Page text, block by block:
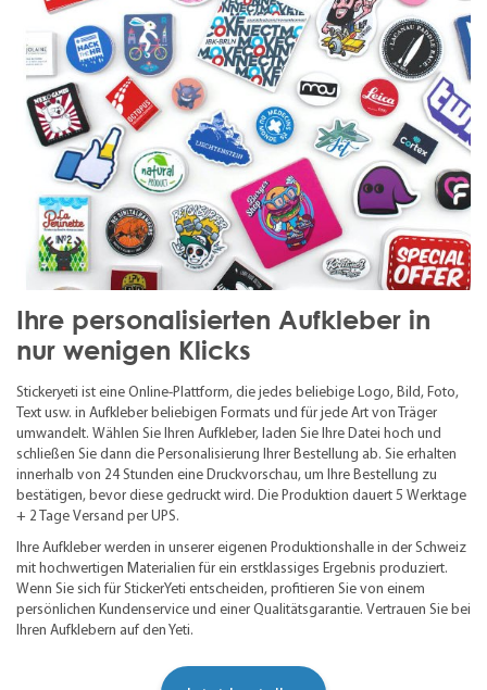
Ihre personalisierten Aufkleber in
nur wenigen Klicks
Stickeryeti ist eine Online-Plattform, die jedes beliebige Logo, Bild, Foto,
Text usw. in Aufkleber beliebigen Formats und für jede Art von Träger
umwandelt. Wählen Sie Ihren Aufkleber, laden Sie Ihre Datei hoch und
schließen Sie dann die Personalisierung Ihrer Bestellung ab. Sie erhalten
innerhalb von 24 Stunden eine Druckvorschau, um Ihre Bestellung zu
bestätigen, bevor diese gedruckt wird. Die Produktion dauert 5 Werktage
+ 2 Tage Versand per UPS.
Ihre Aufkleber werden in unserer eigenen Produktionshalle in der Schweiz
mit hochwertigen Materialien für ein erstklassiges Ergebnis produziert.
Wenn Sie sich für StickerYeti entscheiden, profitieren Sie von einem
persönlichen Kundenservice und einer Qualitätsgarantie. Vertrauen Sie bei
Ihren Aufklebern auf den Yeti.